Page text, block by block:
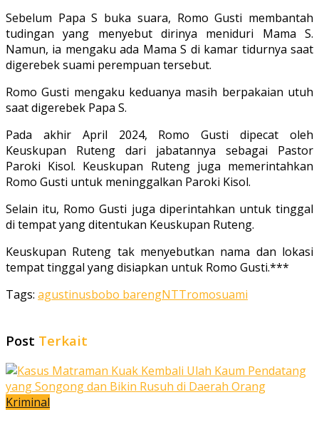
Sebelum Papa S buka suara, Romo Gusti membantah
tudingan yang menyebut dirinya meniduri Mama S.
Namun, ia mengaku ada Mama S di kamar tidurnya saat
digerebek suami perempuan tersebut.
Romo Gusti mengaku keduanya masih berpakaian utuh
saat digerebek Papa S.
Pada akhir April 2024, Romo Gusti dipecat oleh
Keuskupan Ruteng dari jabatannya sebagai Pastor
Paroki Kisol. Keuskupan Ruteng juga memerintahkan
Romo Gusti untuk meninggalkan Paroki Kisol.
Selain itu, Romo Gusti juga diperintahkan untuk tinggal
di tempat yang ditentukan Keuskupan Ruteng.
Keuskupan Ruteng tak menyebutkan nama dan lokasi
tempat tinggal yang disiapkan untuk Romo Gusti.***
Tags: agustinusbobo barengNTTromosuami
Post Terkait
Kriminal